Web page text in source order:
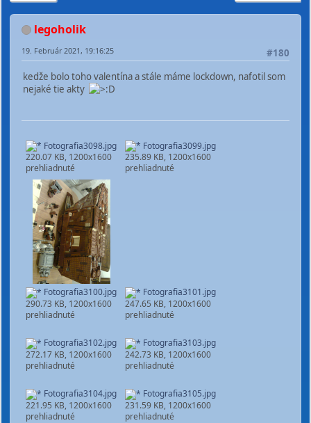
legoholik
#180
19. Február 2021, 19:16:25
kedže bolo toho valentína a stále máme lockdown, nafotil som
nejaké tie akty
Fotografia3098.jpg
220.07 KB, 1200x1600
prehliadnuté
Fotografia3099.jpg
235.89 KB, 1200x1600
prehliadnuté
Fotografia3100.jpg
290.73 KB, 1200x1600
prehliadnuté
Fotografia3101.jpg
247.65 KB, 1200x1600
prehliadnuté
Fotografia3102.jpg
272.17 KB, 1200x1600
prehliadnuté
Fotografia3103.jpg
242.73 KB, 1200x1600
prehliadnuté
Fotografia3104.jpg
221.95 KB, 1200x1600
prehliadnuté
Fotografia3105.jpg
231.59 KB, 1200x1600
prehliadnuté